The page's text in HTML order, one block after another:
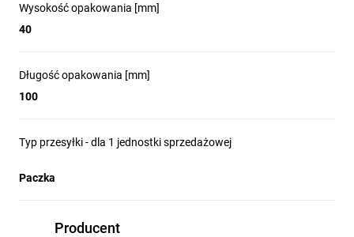
Wysokość opakowania [mm]
40
Długość opakowania [mm]
100
Typ przesyłki - dla 1 jednostki sprzedażowej
Paczka
Producent